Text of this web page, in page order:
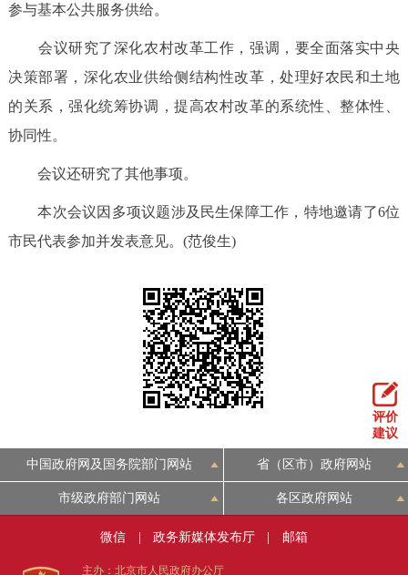
DEUTSCH
ESPAÑOL العربية PORTUGUÊS
参与基本公共服务供给。
会议研究了深化农村改革工作，强调，要全面落实中央
决策部署，深化农业供给侧结构性改革，处理好农民和土地
的关系，强化统筹协调，提高农村改革的系统性、整体性、
协同性。
会议还研究了其他事项。
本次会议因多项议题涉及民生保障工作，特地邀请了6位
市民代表参加并发表意见。(范俊生)
评价
建议
中国政府网及国务院部门网站 省（区市）政府网站
市级政府部门网站 各区政府网站
微信 政务新媒体发布厅 邮箱
主办：北京市人民政府办公厅